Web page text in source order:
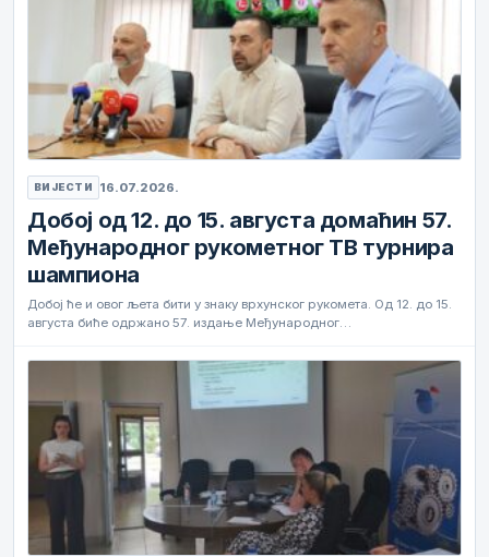
ВИЈЕСТИ 16.07.2026.
Добој од 12. до 15. августа домаћин 57.
Међународног рукометног ТВ турнира
шампиона
Добој ће и овог љета бити у знаку врхунског рукомета. Од 12. до 15.
августа биће одржано 57. издање Међународног…